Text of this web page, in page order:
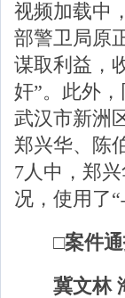
视频加载中
部警卫局原
谋取利益，
奸”。此外
武汉市新洲
郑兴华、陈
7人中，郑
况，使用了“
□案件通
冀文林